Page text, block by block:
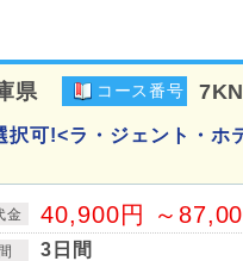
県 コース番号
可!<ラ・ジェント・ホ
金 40,900円 ～
3日間